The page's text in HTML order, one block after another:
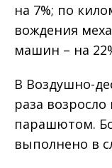
на 7%; по
вождения
машин – на
В Воздушно-
раза
парашютом.
выполнено в